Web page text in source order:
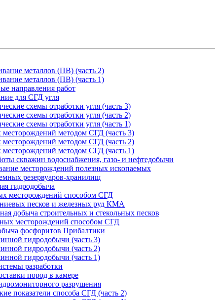
металлов (ПВ) (часть 2)
металлов (ПВ) (часть 1)
направления работ
для СГД угля
схемы отработки угля (часть 3)
схемы отработки угля (часть 2)
схемы отработки угля (часть 1)
месторождений методом СГД (часть 3)
месторождений методом СГД (часть 2)
месторождений методом СГД (часть 1)
скважин водоснабжения, газо- и нефтедобычи
месторождений полезных ископаемых
резервуаров-хранилищ
гидродобыча
месторождений способом СГД
песков и железных руд КМА
добыча строительных и стекольных песков
месторождений способом СГД
фосфоритов Прибалтики
гидродобычи (часть 3)
гидродобычи (часть 2)
гидродобычи (часть 1)
разработки
пород в камере
разрушения
показатели способа СГД (часть 2)